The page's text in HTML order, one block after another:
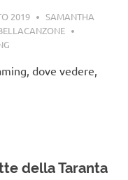
2019
SAMANTHA
dove vedere,
della Taranta